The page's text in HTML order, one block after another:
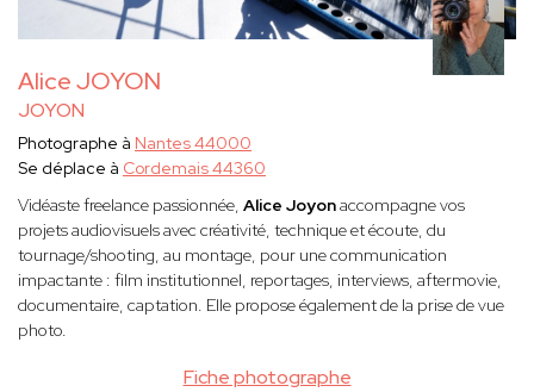
Alice JOYON
JOYON
Fiche photographe
Photographe à Nantes 44000
Se déplace à Cordemais 44360
Vidéaste freelance passionnée, Alice Joyonaccompagne vos
projets audiovisuels avec créativité, technique et écoute, du
tournage/shooting, au montage, pour une communication
impactante : film institutionnel, reportages, interviews, aftermovie,
documentaire, captation. Elle propose également de la prise de vue
photo.